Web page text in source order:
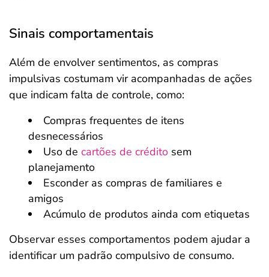
Sinais comportamentais
Além de envolver sentimentos, as compras
impulsivas costumam vir acompanhadas de ações
que indicam falta de controle, como:
Compras frequentes de itens
desnecessários
Uso de cartões de crédito sem
planejamento
Esconder as compras de familiares e
amigos
Acúmulo de produtos ainda com etiquetas
Observar esses comportamentos podem ajudar a
identificar um padrão compulsivo de consumo.